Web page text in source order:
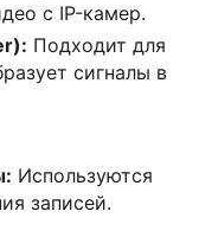
с IP-камер.
Подходит для
сигналы в
Используются
записей.